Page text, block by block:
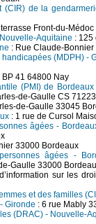
(CIR) de la
terrasse Front-du-
Aquitaine : 125
: Rue Claude-
(MDPH) -
41 64800 Nay
(PMI) de Bordeaux
de-Gaulle CS
de-Gaulle 33045
: 1 rue de Cursol
âgées -
33000 Bordeaux
âgées -
Gaulle 33000
sur les
et des familles
Gironde : 6 rue Mably
(DRAC) - Nouvelle-